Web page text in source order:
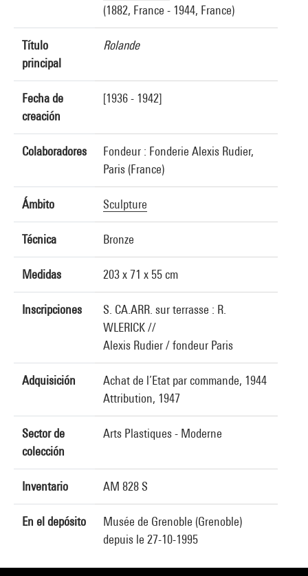
(1882, France - 1944, France)
Título
principal
Rolande
Fecha de
creación
[1936 - 1942]
Colaboradores
Fondeur : Fonderie Alexis Rudier,
Paris (France)
Ámbito Sculpture
Técnica Bronze
Medidas 203 x 71 x 55 cm
Inscripciones
S. CA.ARR. sur terrasse : R.
WLERICK //
Alexis Rudier / fondeur Paris
Adquisición
Achat de l’Etat par commande, 1944
Attribution, 1947
Sector de
colección
Arts Plastiques - Moderne
Inventario AM 828 S
En el depósito
Musée de Grenoble (Grenoble)
depuis le 27-10-1995